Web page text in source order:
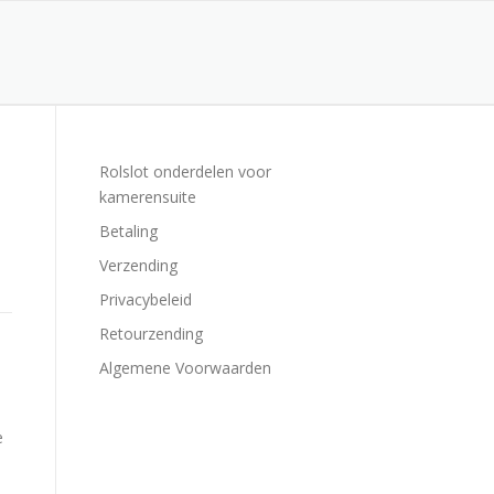
Rolslot onderdelen voor
kamerensuite
Betaling
Verzending
Privacybeleid
Retourzending
Algemene Voorwaarden